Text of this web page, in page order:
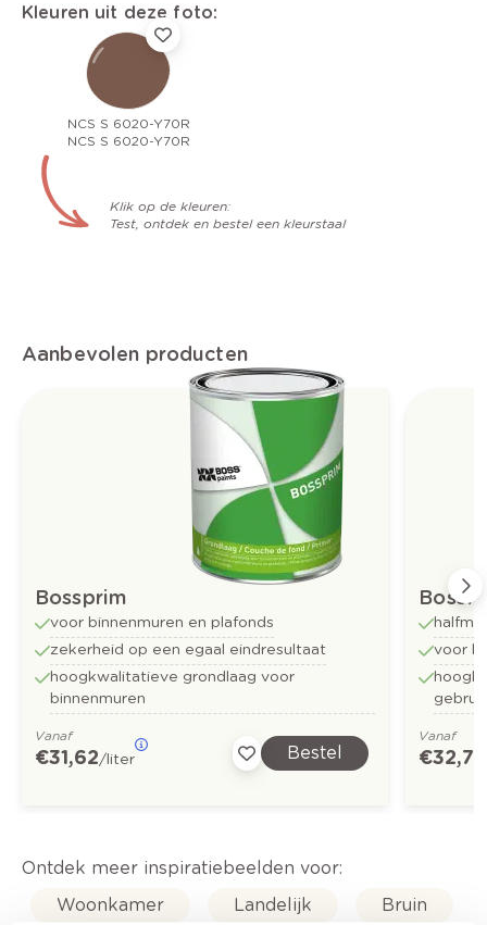
Kleuren uit deze foto:
NCS S 6020-Y70R
NCS S 6020-Y70R
Klik op de kleuren:
Test, ontdek en bestel een kleurstaal
Aanbevolen producten
Bossprim
voor binnenmuren en plafonds
zekerheid op een egaal eindresultaat
hoogkwalitatieve grondlaag voor
binnenmuren
Vanaf
€ 31,62/liter Bestel
voor
Vanaf
€ 32,73
Ontdek meer inspiratiebeelden voor:
Woonkamer
Landelijk Bruin